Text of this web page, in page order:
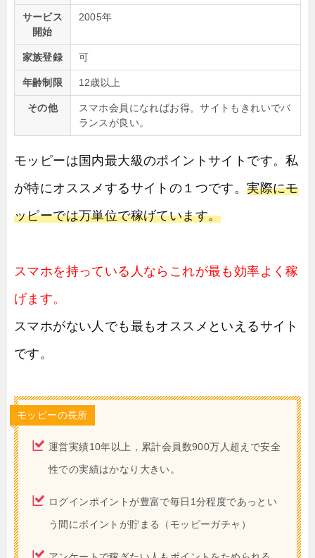
サービス
開始
2005年
家族登録 可
年齢制限 12歳以上
その他
スマホ会員になればお得。サイトもきれいでバ
ランスが良い。
モッピーは国内最大級のポイントサイトです。私
が特にオススメするサイトの１つです。実際にモ
ッピーでは万単位で稼げています。
スマホを持っている人ならこれが最も効率よく稼
げます。
スマホがない人でも最もオススメといえるサイト
です。
モッピーの長所
運営実績10年以上，累計会員数900万人超えで安全
性での実績はかなり大きい。
ログインポイントが豊富で毎日1分程度であっとい
う間にポイントが貯まる（モッピーガチャ）